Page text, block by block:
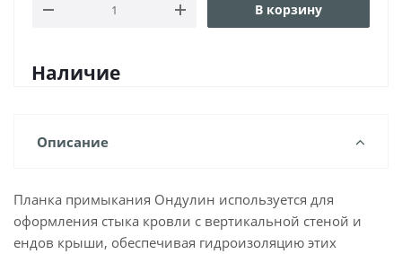
В корзину
Наличие
Описание
Планка примыкания Ондулин используется для
оформления стыка кровли с вертикальной стеной и
ендов крыши, обеспечивая гидроизоляцию этих